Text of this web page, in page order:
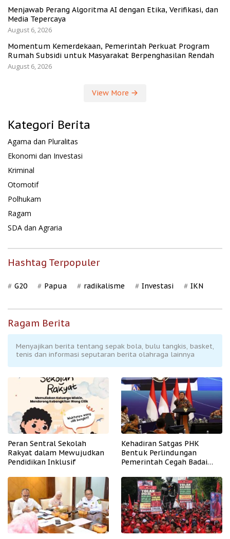
Menjawab Perang Algoritma AI dengan Etika, Verifikasi, dan
Media Tepercaya
August 6, 2026
Momentum Kemerdekaan, Pemerintah Perkuat Program
Rumah Subsidi untuk Masyarakat Berpenghasilan Rendah
August 6, 2026
View More
Kategori Berita
Agama dan Pluralitas
Ekonomi dan Investasi
Kriminal
Otomotif
Polhukam
Ragam
SDA dan Agraria
Hashtag Terpopuler
G20 Papua radikalisme Investasi IKN
Ragam Berita
Menyajikan berita tentang sepak bola, bulu tangkis, basket,
tenis dan informasi seputaran berita olahraga lainnya
Peran Sentral Sekolah
Rakyat dalam Mewujudkan
Pendidikan Inklusif
Kehadiran Satgas PHK
Bentuk Perlindungan
Pemerintah Cegah Badai